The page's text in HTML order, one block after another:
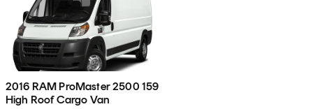
2016 RAM ProMaster 2500 159
High Roof Cargo Van